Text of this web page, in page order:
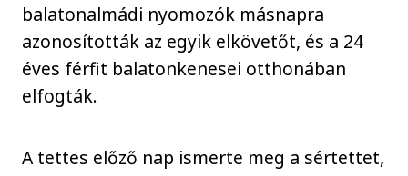
balatonalmádi nyomozók másnapra
azonosították az egyik elkövetőt, és a 24
éves férfit balatonkenesei otthonában
elfogták.
A tettes előző nap ismerte meg a sértettet,